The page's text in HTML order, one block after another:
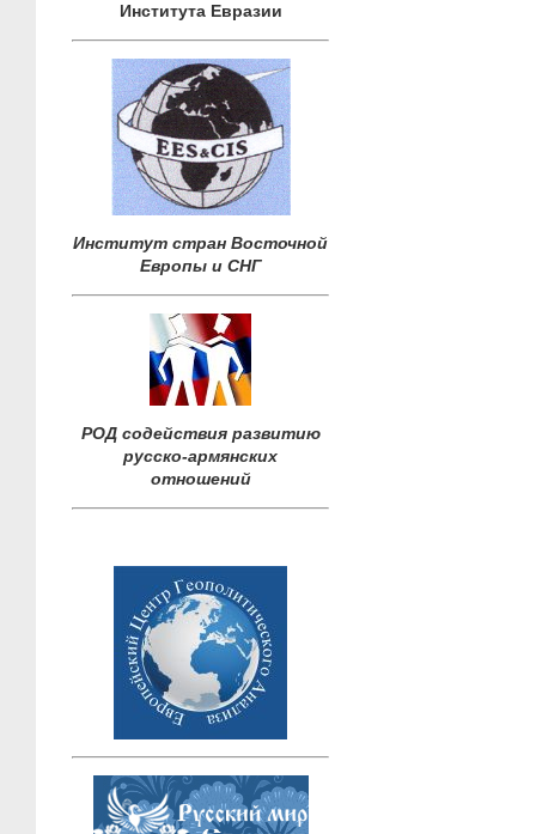
Института Евразии
Институт стран Восточной
Европы и СНГ
РОД содействия развитию
русско-армянских
отношений